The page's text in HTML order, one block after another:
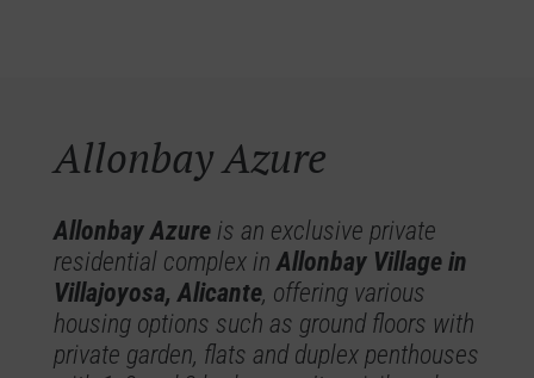
Allonbay Azure
Allonbay Azureis an exclusive private
residential complex in Allonbay Village in
Villajoyosa, Alicante, offering various
housing options such as ground floors with
private garden, flats and duplex penthouses